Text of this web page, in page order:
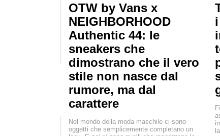
OTW by Vans x
NEIGHBORHOOD
Authentic 44: le
sneakers che
dimostrano che il vero
stile non nasce dal
rumore, ma dal
carattere
Nel mondo della moda maschile ci sono
oggetti che semplicemente completano un